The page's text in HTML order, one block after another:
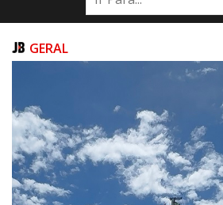
NOTÍCIAS
PUBLICAÇÕES
CONTATO
GERAL